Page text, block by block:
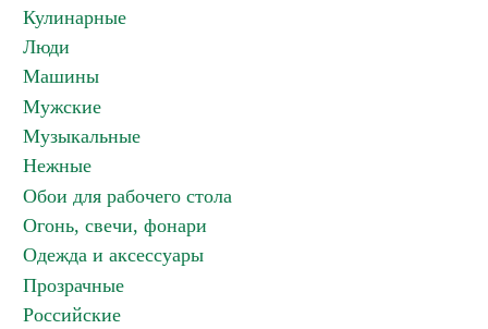
Кулинарные
Люди
Машины
Мужские
Музыкальные
Нежные
Обои для рабочего стола
Огонь, свечи, фонари
Одежда и аксессуары
Прозрачные
Российские